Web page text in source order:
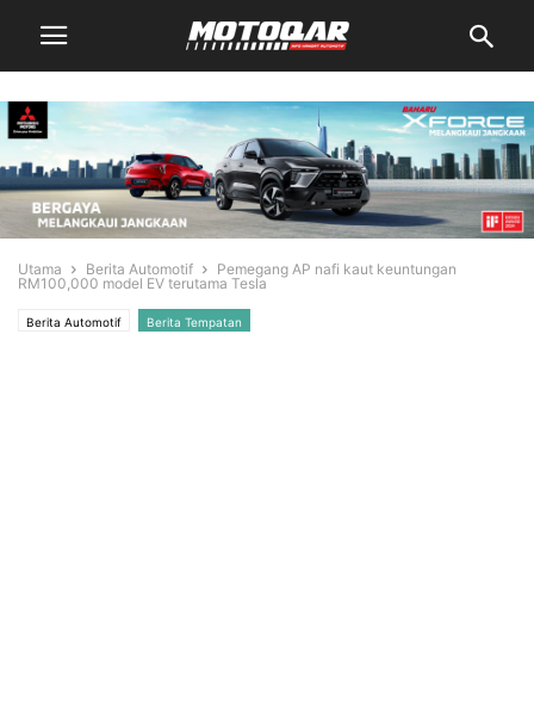
Utama Berita Automotif
Pemegang AP nafi kaut keuntungan
RM100,000 model EV terutama Tesla
Berita Automotif Berita Tempatan